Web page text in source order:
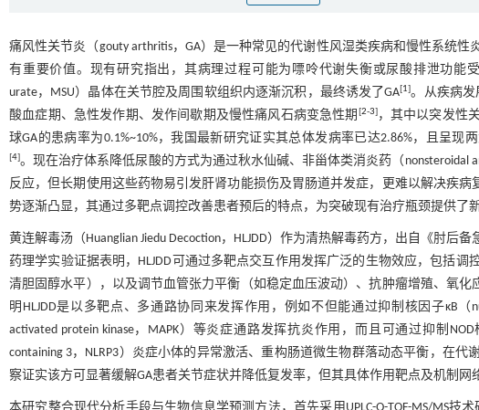
痛风性关节炎（gouty arthritis，GA）是一种常见的代谢性风湿类疾病和慢性系统
有重要价值。现有研究指出，其病理过程可能为嘌呤代谢失衡或尿酸排泄功能
urate，MSU）晶体在关节腔及周围软组织内逐渐沉积，最终诱发了GA[1]。从疾病发
酸血症期、急性发作期、发作间歇期及慢性痛风石病变急性期 [2-3]，其中以突发性
球GA的患病率为0.1%~10%，我国最新研究证实其总体发病率已达2.86%，且呈
[4]。现在治疗体系降低尿酸的方式为通过秋水仙碱、非甾体类消炎药（nonsteroidal
反应，但长期使用这些药物易引发肝肾功能损伤及胃肠道并发症，更难以解决疾病
势逐渐凸显，其通过多靶点调控改善患者预后的特点，为突破现有治疗瓶颈提供了
黄连解毒汤（Huanglian Jiedu Decoction，HLJDD）作为清热解毒药方，出自《肘
药理学实验证据表明，HLJDD可通过多靶点交互作用发挥广泛的生物效应，包括
清胆固醇水平），以及调节血管张力平衡（如稳定血压波动）、抗肿瘤增殖、氧
明HLJDD是以多靶点、多通路协同来发挥作用，例如不但能通过抑制核因子κB（
activated protein kinase，MAPK）等炎症通路发挥抗炎作用，而且可通过抑制
containing 3，NLRP3）炎症小体的异常激活、重构肠道微生物群落动态平衡，在
察证实该方可显著缓解GA患者关节症状并降低复发率，但其具体作用靶点及机制网